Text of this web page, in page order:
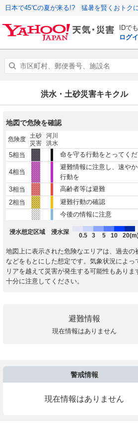
日本で45℃の夏が来る!? 猛暑を賢くおトク
IDで
ログ
洪水・土砂災害キキクル
地図で危険を確認
危険度 土砂
災害
河川
洪水
5相当 命を守る行動をとってく
4相当
避難情報に注意し、速や
行動を
3相当
高齢者等は避難
2相当
避難行動の確認
今後の情報に注意
浸水想定区域 浸水深
0.5 3 5 10
地図上に表示された危険なエリアは、過去の
などをもとにした想定です。気象状況によっ
リアを越えて災害が発生する可能性もありま
十分に注意してください。
避難情報
現在情報はありません
警戒情報
現在情報はありません